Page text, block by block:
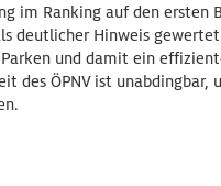
im Ranking auf den
deutlicher Hinweis
und damit ein
des ÖPNV ist